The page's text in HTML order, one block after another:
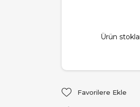
Ürün
Favorilere Ekle